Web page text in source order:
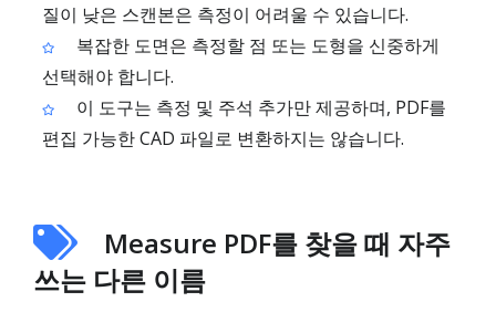
질이 낮은 스캔본은 측정이 어려울 수 있습니다.
복잡한 도면은 측정할 점 또는 도형을 신중하게
선택해야 합니다.
이 도구는 측정 및 주석 추가만 제공하며, PDF를
편집 가능한 CAD 파일로 변환하지는 않습니다.
Measure PDF를 찾을 때 자주
쓰는 다른 이름